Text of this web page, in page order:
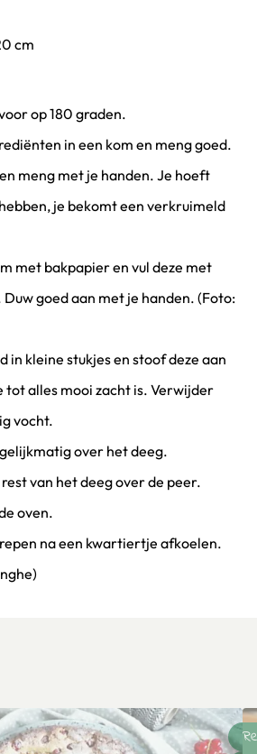
cm
aan te vinken
op 180 graden.
aan te vinken
in een kom en meng goed.
aan te vinken
meng met je handen. Je hoeft
hebben, je bekomt een verkruimeld
aan te vinken
met bakpapier en vul deze met
goed aan met je handen. (Foto:
aan te vinken
in kleine stukjes en stoof deze aan
tot alles mooi zacht is. Verwijder
vocht.
aan te vinken
over het deeg.
aan te vinken
van het deeg over de peer.
aan te vinken
oven.
aan te vinken
na een kwartiertje afkoelen.